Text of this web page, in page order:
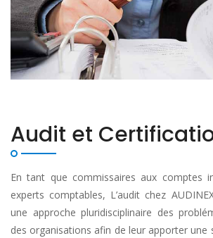
Audit et
En tant que commissaires aux comptes
experts comptables, L’audit chez
une approche pluridisciplinaire des
des organisations afin de leur apporter une